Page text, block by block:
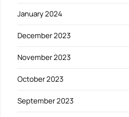
January 2024
December 2023
November 2023
October 2023
September 2023